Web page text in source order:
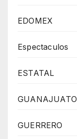
EDOMEX
Espectaculos
ESTATAL
GUANAJUATO
GUERRERO